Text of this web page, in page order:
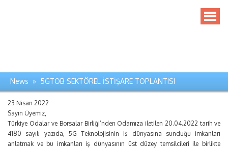
News » 5GTOB SEKTÖREL İSTİŞARE TOPLANTISI
23 Nisan 2022
Sayın Üyemiz,
Türkiye Odalar ve Borsalar Birliği’nden Odamıza iletilen 20.04.2022 tarih ve
4180 sayılı yazıda, 5G Teknolojisinin iş dünyasına sunduğu imkanları
anlatmak ve bu imkanları iş dünyasının üst düzey temsilcileri ile birlikte